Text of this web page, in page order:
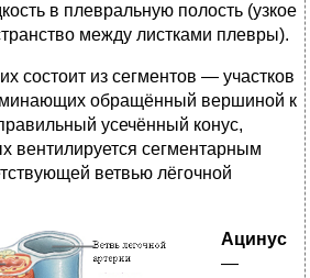
в плевральную полость (узкое
между листками плевры).
состоит из сегментов — участков
обращённый вершиной к
усечённый конус,
вентилируется сегментарным
ветвью лёгочной
Ацинус
—